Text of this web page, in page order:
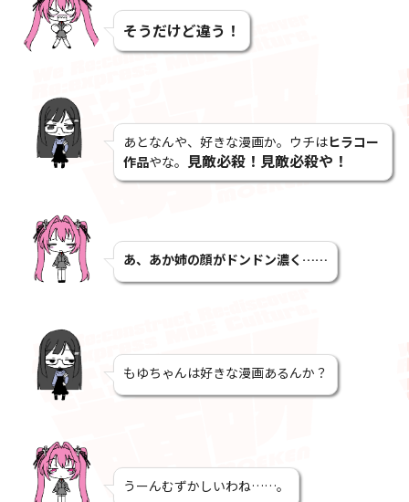
そうだけど違う！
あとなんや、好きな漫画か。ウチはヒラコー
作品やな。 見敵必殺！見敵必殺や！
あ、あか姉の顔がドンドン濃く……
もゆちゃんは好きな漫画あるんか？
うーんむずかしいわね……。